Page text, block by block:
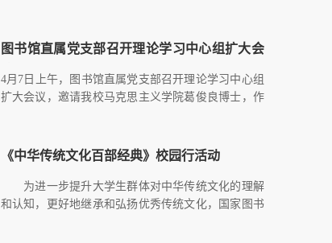
图书馆直属党支部召开理论学习中心组扩大会
​4月7日上午，图书馆直属党支部召开理论学习中心组
扩大会议，邀请我校马克思主义学院葛俊良博士，作
《中华传统文化百部经典》校园行活动
为进一步提升大学生群体对中华传统文化的理解
和认知，更好地继承和弘扬优秀传统文化，国家图书